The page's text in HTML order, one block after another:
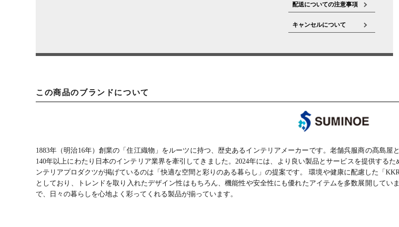
配送についての注意事項
キャンセルについて
この商品のブランドについて
1883年（明治16年）創業の「住江織物」をルーツに持つ、歴史あるインテリアメーカーです。老舗呉服商の髙島屋
140年以上にわたり日本のインテリア業界を牽引してきました。2024年には、より良い製品とサービスを提供する
ンテリアプロダクツが掲げているのは「快適な空間と彩りのある暮らし」の提案です。 環境や健康に配慮した「
としており、トレンドを取り入れたデザイン性はもちろん、機能性や安全性にも優れたアイテムを多数展開して
で、日々の暮らしを心地よく彩ってくれる製品が揃っています。